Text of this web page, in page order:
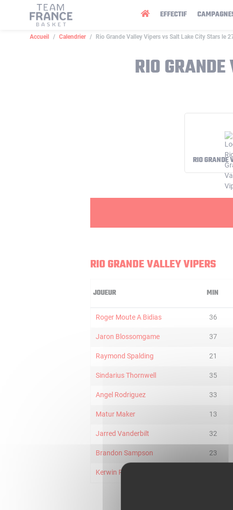
EFFECTIF
Accueil Calendrier Rio Grande Valley Vipers vs Salt Lake City Stars le
RIO
RIO GRANDE
RIO GRANDE VALLEY VIPERS
JOUEUR MIN
Roger Moute A Bidias 36
Jaron Blossomgame 37
Raymond Spalding 21
Sindarius Thornwell 35
Angel Rodriguez 33
Matur Maker 13
Jarred Vanderbilt 32
Brandon Sampson 23
Kerwin Roach
Panneau de gestion des cookies